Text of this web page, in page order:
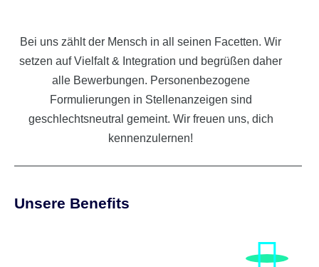
Bei uns zählt der Mensch in all seinen Facetten. Wir
setzen auf Vielfalt & Integration und begrüßen daher
alle Bewerbungen. Personenbezogene
Formulierungen in Stellenanzeigen sind
geschlechtsneutral gemeint. Wir freuen uns, dich
kennenzulernen!
Unsere Benefits